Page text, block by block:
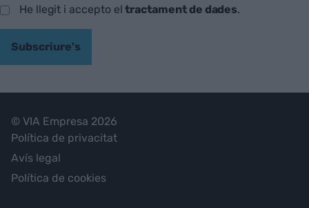
He llegit i accepto eltractament de dades.
Subscriure's
© VIA Empresa 2026
Política de privacitat
Avís legal
Política de cookies